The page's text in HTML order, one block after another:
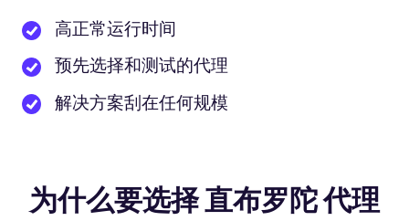
高正常运行时间
预先选择和测试的代理
解决方案刮在任何规模
为什么要选择 直布罗陀 代理